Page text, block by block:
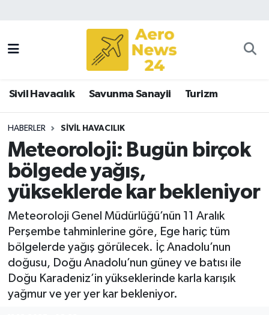
Sivil Havacılık Savunma Sanayii Turizm
HABERLER SIVIL HAVACILIK
Meteoroloji: Bugün birçok
bölgede yağış,
yükseklerde kar bekleniyor
Meteoroloji Genel Müdürlüğü’nün 11 Aralık
Perşembe tahminlerine göre, Ege hariç tüm
bölgelerde yağış görülecek. İç Anadolu’nun
doğusu, Doğu Anadolu’nun güney ve batısı ile
Doğu Karadeniz’in yükseklerinde karla karışık
yağmur ve yer yer kar bekleniyor.